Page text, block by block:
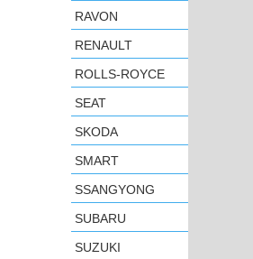
RAVON
RENAULT
ROLLS-ROYCE
SEAT
SKODA
SMART
SSANGYONG
SUBARU
SUZUKI